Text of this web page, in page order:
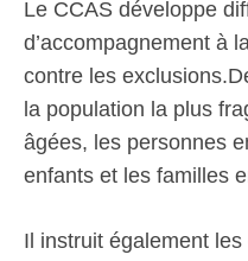
Le CCAS développe
d’accompagnement à
contre les
la population la plus
âgées, les personnes
enfants et les familles
Il instruit également